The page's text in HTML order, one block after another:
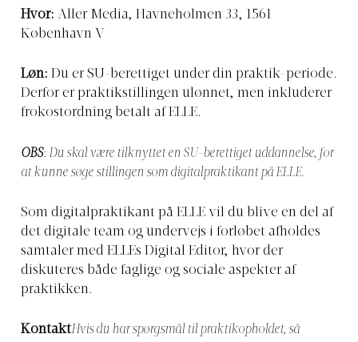
Hvor: Aller Media, Havneholmen 33, 1561
København V
Løn: Du er SU-berettiget under din praktik-periode.
Derfor er praktikstillingen ulønnet, men inkluderer
frokostordning betalt af ELLE.
OBS: Du skal være tilknyttet en SU-berettiget uddannelse, for
at kunne søge stillingen som digitalpraktikant på ELLE.
Som digitalpraktikant på ELLE vil du blive en del af
det digitale team og undervejs i forløbet afholdes
samtaler med ELLEs Digital Editor, hvor der
diskuteres både faglige og sociale aspekter af
praktikken.
KontaktHvis du har spørgsmål til praktikopholdet, så